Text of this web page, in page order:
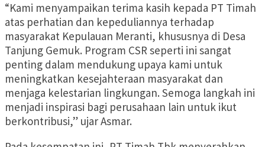
“Kami menyampaikan terima kasih kepada PT Timah
atas perhatian dan kepeduliannya terhadap
masyarakat Kepulauan Meranti, khususnya di Desa
Tanjung Gemuk. Program CSR seperti ini sangat
penting dalam mendukung upaya kami untuk
meningkatkan kesejahteraan masyarakat dan
menjaga kelestarian lingkungan. Semoga langkah ini
menjadi inspirasi bagi perusahaan lain untuk ikut
berkontribusi,” ujar Asmar.